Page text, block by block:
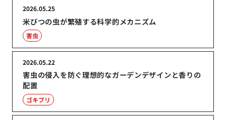
米びつの虫が繁殖する科学的メカニズム
2026.05.25
害虫
害虫の侵入を防ぐ理想的なガーデンデザインと香りの
配置
2026.05.22
ゴキブリ